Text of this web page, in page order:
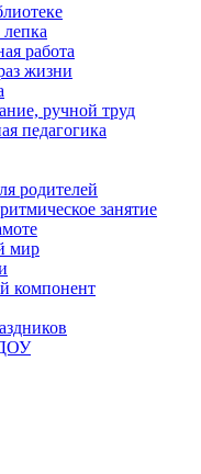
работа
жизни
ручной труд
педагогика
родителей
занятие
мир
компонент